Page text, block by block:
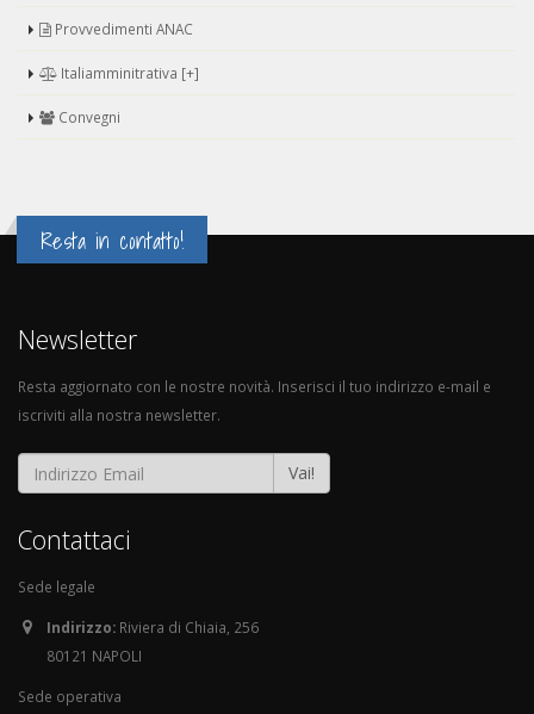
Provvedimenti ANAC
Italiamminitrativa [+]
Convegni
Resta in contatto!
Newsletter
Resta aggiornato con le nostre novità. Inserisci il tuo indirizzo e-mail e
iscriviti alla nostra newsletter.
Vai!
Contattaci
Sede legale
Indirizzo: Riviera di Chiaia, 256
80121 NAPOLI
Sede operativa